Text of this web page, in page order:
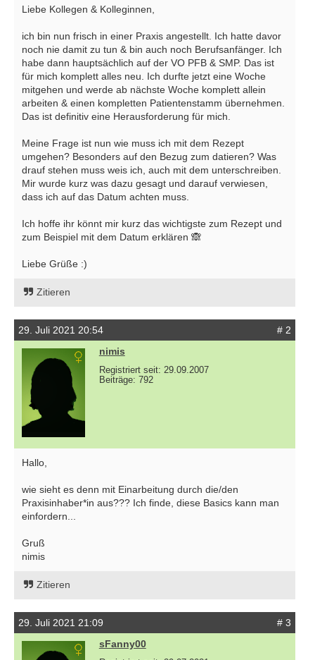
Liebe Kollegen & Kolleginnen,
ich bin nun frisch in einer Praxis angestellt. Ich hatte davor
noch nie damit zu tun & bin auch noch Berufsanfänger. Ich
habe dann hauptsächlich auf der VO PFB & SMP. Das ist
für mich komplett alles neu. Ich durfte jetzt eine Woche
mitgehen und werde ab nächste Woche komplett allein
arbeiten & einen kompletten Patientenstamm übernehmen.
Das ist definitiv eine Herausforderung für mich.
Meine Frage ist nun wie muss ich mit dem Rezept
umgehen? Besonders auf den Bezug zum datieren? Was
drauf stehen muss weis ich, auch mit dem unterschreiben.
Mir wurde kurz was dazu gesagt und darauf verwiesen,
dass ich auf das Datum achten muss.
Ich hoffe ihr könnt mir kurz das wichtigste zum Rezept und
zum Beispiel mit dem Datum erklären 🙈
Liebe Grüße :)
Zitieren
29. Juli 2021 20:54
# 2
nimis
Registriert seit: 29.09.2007
Beiträge: 792
Hallo,
wie sieht es denn mit Einarbeitung durch die/den
Praxisinhaber*in aus??? Ich finde, diese Basics kann man
einfordern...
Gruß
nimis
Zitieren
29. Juli 2021 21:09
# 3
sFanny00